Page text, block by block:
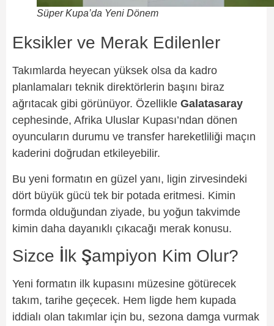
Süper Kupa’da Yeni Dönem
Eksikler ve Merak Edilenler
Takımlarda heyecan yüksek olsa da kadro
planlamaları teknik direktörlerin başını biraz
ağrıtacak gibi görünüyor. Özellikle Galatasaray
cephesinde, Afrika Uluslar Kupası’ndan dönen
oyuncuların durumu ve transfer hareketliliği maçın
kaderini doğrudan etkileyebilir.
Bu yeni formatın en güzel yanı, ligin zirvesindeki
dört büyük gücü tek bir potada eritmesi. Kimin
formda olduğundan ziyade, bu yoğun takvimde
kimin daha dayanıklı çıkacağı merak konusu.
Sizce İlk Şampiyon Kim Olur?
Yeni formatın ilk kupasını müzesine götürecek
takım, tarihe geçecek. Hem ligde hem kupada
iddialı olan takımlar için bu, sezona damga vurmak